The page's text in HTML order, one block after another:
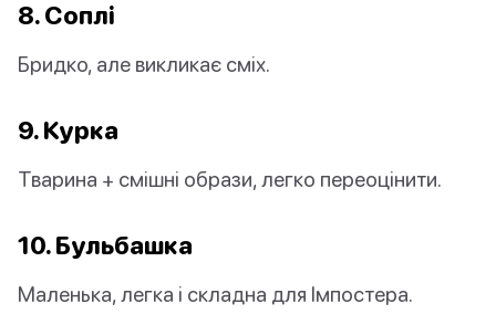
8. Соплі
Бридко, але викликає сміх.
9. Курка
Тварина + смішні образи, легко переоцінити.
10. Бульбашка
Маленька, легка і складна для Імпостера.